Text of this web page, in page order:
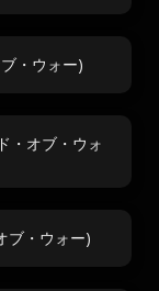
・ウォー)
・オブ・ウォ
ブ・ウォー)